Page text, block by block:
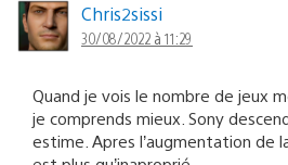
Chris2sissi
30/08/2022 à 11:29
Quand je vois le nombre de jeux
je comprends mieux. Sony
estime. Apres l’augmentation de